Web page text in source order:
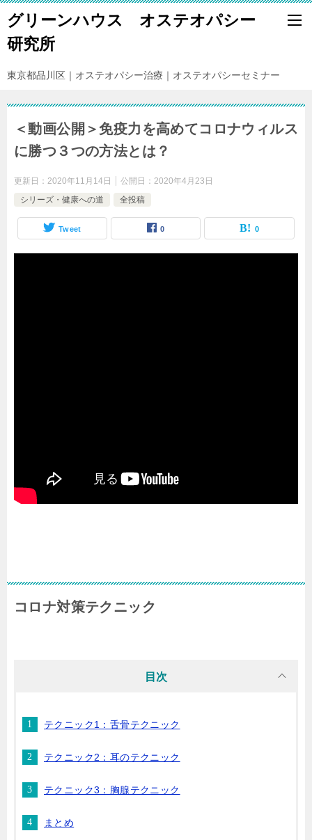
グリーンハウス オステオパシー
研究所
東京都品川区｜オステオパシー治療｜オステオパシーセミナー
＜動画公開＞免疫力を高めてコロナウィルス
に勝つ３つの方法とは？
更新日： 2020年11月14日 公開日： 2020年4月23日
シリーズ・健康への道
全投稿
Tweet 0 0
コロナ対策テクニック
目次
テクニック1：舌骨テクニック
テクニック2：耳のテクニック
テクニック3：胸腺テクニック
まとめ